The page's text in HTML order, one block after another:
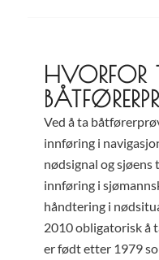
HVORFOR
Ved å ta
innføring i
nødsignal og sjøens
innføring i
håndtering i
2010 obligatorisk å
er født etter 1979